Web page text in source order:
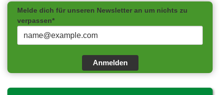
Melde dich für unseren Newsletter an um nichts zu
verpassen*
Anmelden